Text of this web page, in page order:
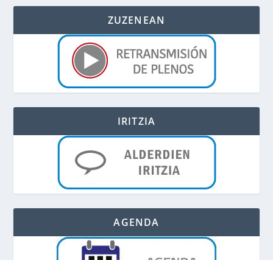
ZUZENEAN
IRITZIA
AGENDA